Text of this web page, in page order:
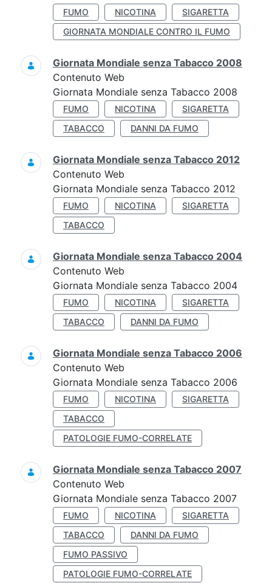
FUMO NICOTINA
SIGARETTA
GIORNATA MONDIALE CONTRO IL FUMO
Giornata Mondiale senza Tabacco 2008
Contenuto Web
Giornata Mondiale senza Tabacco 2008
FUMO NICOTINA
SIGARETTA
TABACCO
DANNI DA FUMO
Giornata Mondiale senza Tabacco 2012
Contenuto Web
Giornata Mondiale senza Tabacco 2012
FUMO NICOTINA
SIGARETTA
TABACCO
Giornata Mondiale senza Tabacco 2004
Contenuto Web
Giornata Mondiale senza Tabacco 2004
FUMO NICOTINA
SIGARETTA
TABACCO
DANNI DA FUMO
Giornata Mondiale senza Tabacco 2006
Contenuto Web
Giornata Mondiale senza Tabacco 2006
FUMO NICOTINA
SIGARETTA
TABACCO
PATOLOGIE FUMO-CORRELATE
Giornata Mondiale senza Tabacco 2007
Contenuto Web
Giornata Mondiale senza Tabacco 2007
FUMO NICOTINA
SIGARETTA
TABACCO
DANNI DA FUMO
FUMO PASSIVO
PATOLOGIE FUMO-CORRELATE